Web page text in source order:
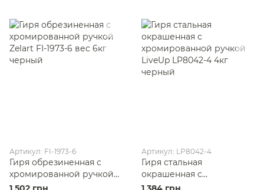
Артикул: FI-1973-6
Гиря обрезиненная с
хромированной ручкой
Zelart FI-1973-6 вес 6кг
Артикул: LP8042-4
Гиря стальная
окрашенная с
хромированной ручкой